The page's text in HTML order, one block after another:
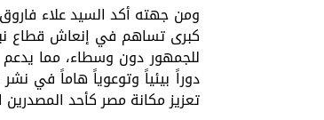
ومن جهته أكد السيد علاء
كبرى تساهم في إنعاش قطاع
للجمهور دون وسطاء، مما
دوراً بيئياً وتوعوياً هاماً في
تعزيز مكانة مصر كأحد